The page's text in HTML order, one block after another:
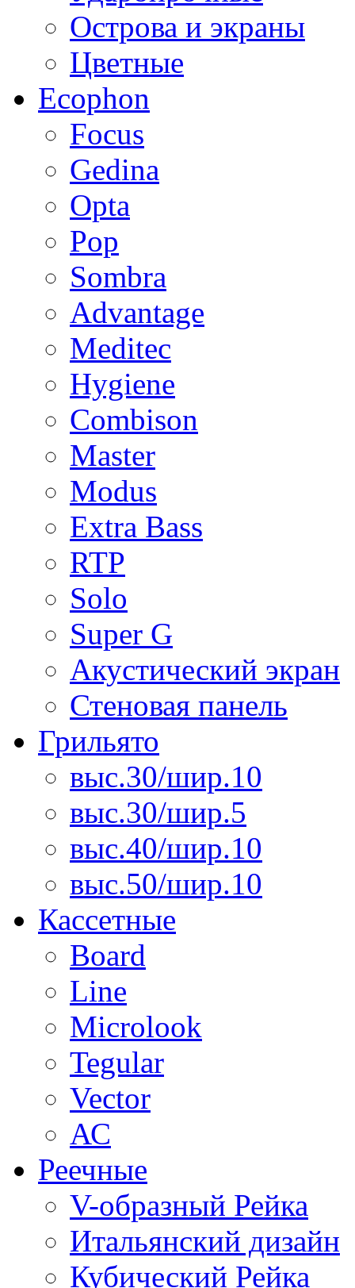
Острова и экраны
Цветные
Ecophon
Focus
Gedina
Opta
Pop
Sombra
Advantage
Meditec
Hygiene
Combison
Master
Modus
Extra Bass
RTP
Solo
Super G
Акустический экран
Стеновая панель
Грильято
выс.30/шир.10
выс.30/шир.5
выс.40/шир.10
выс.50/шир.10
Кассетные
Board
Line
Microlook
Tegular
Vector
АС
Реечные
V-образный Рейка
Итальянский дизайн
Кубический Рейка